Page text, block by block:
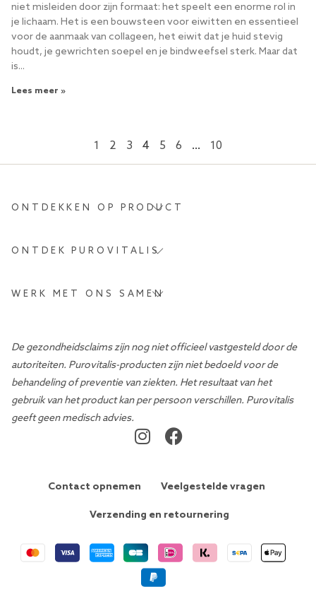
niet misleiden door zijn formaat: het speelt een enorme rol in
je lichaam. Het is een bouwsteen voor eiwitten en essentieel
voor de aanmaak van collageen, het eiwit dat je huid stevig
houdt, je gewrichten soepel en je bindweefsel sterk. Maar dat
is...
Lees meer »
1 2 3 4 5 6 … 10
ONTDEKKEN OP PRODUCT
ONTDEK PUROVITALIS
WERK MET ONS SAMEN
De gezondheidsclaims zijn nog niet officieel vastgesteld door de
autoriteiten. Purovitalis-producten zijn niet bedoeld voor de
behandeling of preventie van ziekten. Het resultaat van het
gebruik van het product kan per persoon verschillen. Purovitalis
geeft geen medisch advies.
Contact opnemen Veelgestelde vragen
Verzending en retournering